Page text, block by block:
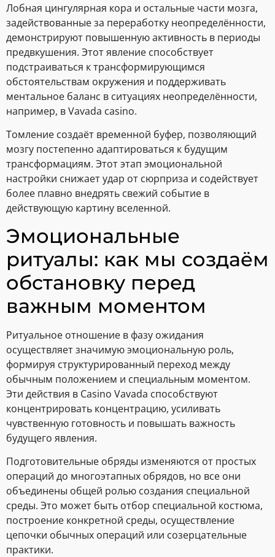
Лобная цингулярная кора и остальные части мозга,
задействованные за переработку неопределённости,
демонстрируют повышенную активность в периоды
предвкушения. Этот явление способствует
подстраиваться к трансформирующимся
обстоятельствам окружения и поддерживать
ментальное баланс в ситуациях неопределённости,
например, в Vavada casino.
Томление создаёт временной буфер, позволяющий
мозгу постепенно адаптироваться к будущим
трансформациям. Этот этап эмоциональной
настройки снижает удар от сюрприза и содействует
более плавно внедрять свежий событие в
действующую картину вселенной.
Эмоциональные
ритуалы: как мы создаём
обстановку перед
важным моментом
Ритуальное отношение в фазу ожидания
осуществляет значимую эмоциональную роль,
формируя структурированный переход между
обычным положением и специальным моментом.
Эти действия в Casino Vavada способствуют
концентрировать концентрацию, усиливать
чувственную готовность и повышать важность
будущего явления.
Подготовительные обряды изменяются от простых
операций до многоэтапных обрядов, но все они
объединены общей ролью создания специальной
среды. Это может быть отбор специальной костюма,
построение конкретной среды, осуществление
цепочки обычных операций или созерцательные
практики.